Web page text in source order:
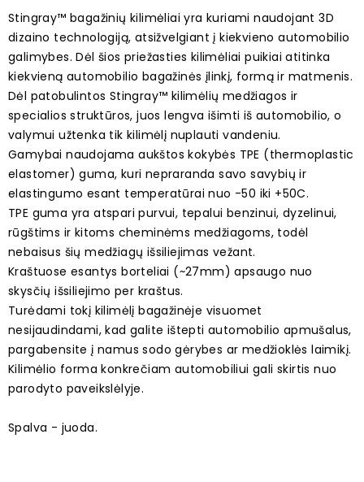
Stingray™ bagažinių kilimėliai yra kuriami naudojant 3D
dizaino technologiją, atsižvelgiant į kiekvieno automobilio
galimybes. Dėl šios priežasties kilimėliai puikiai atitinka
kiekvieną automobilio bagažinės įlinkį, formą ir matmenis.
Dėl patobulintos Stingray™ kilimėlių medžiagos ir
specialios struktūros, juos lengva išimti iš automobilio, o
valymui užtenka tik kilimėlį nuplauti vandeniu.
Gamybai naudojama aukštos kokybės TPE (thermoplastic
elastomer) guma, kuri nepraranda savo savybių ir
elastingumo esant temperatūrai nuo -50 iki +50C.
TPE guma yra atspari purvui, tepalui benzinui, dyzelinui,
rūgštims ir kitoms cheminėms medžiagoms, todėl
nebaisus šių medžiagų išsiliejimas vežant.
Kraštuose esantys borteliai (~27mm) apsaugo nuo
skysčių išsiliejimo per kraštus.
Turėdami tokį kilimėlį bagažinėje visuomet
nesijaudindami, kad galite ištepti automobilio apmušalus,
pargabensite į namus sodo gėrybes ar medžioklės laimikį.
Kilimėlio forma konkrečiam automobiliui gali skirtis nuo
parodyto paveikslėlyje.
Spalva - juoda.